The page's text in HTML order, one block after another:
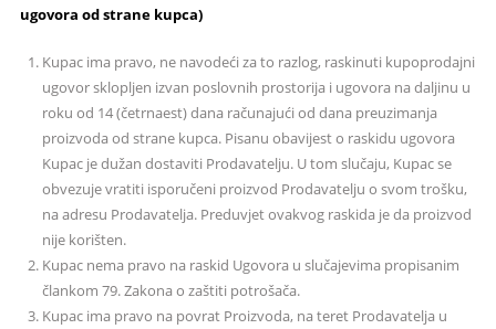
ugovora od strane kupca)
Kupac ima pravo, ne navodeći za to razlog, raskinuti kupoprodajni
ugovor sklopljen izvan poslovnih prostorija i ugovora na daljinu u
roku od 14 (četrnaest) dana računajući od dana preuzimanja
proizvoda od strane kupca. Pisanu obavijest o raskidu ugovora
Kupac je dužan dostaviti Prodavatelju. U tom slučaju, Kupac se
obvezuje vratiti isporučeni proizvod Prodavatelju o svom trošku,
na adresu Prodavatelja. Preduvjet ovakvog raskida je da proizvod
nije korišten.
Kupac nema pravo na raskid Ugovora u slučajevima propisanim
člankom 79. Zakona o zaštiti potrošača.
Kupac ima pravo na povrat Proizvoda, na teret Prodavatelja u